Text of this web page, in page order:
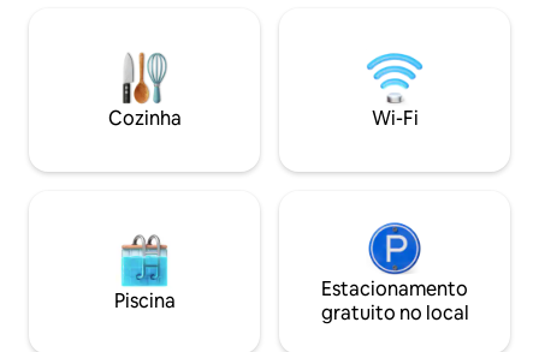
está localizado nas proximidades, onde
você pode nos encontrar pessoalmente
para qualquer assistência pessoal e
desfrutar de cafés especiais e saladas
privilegiada –
turísticos e cafés
condicionado ✔
guloseimas de boas-
agora!
Cozinha Wi-Fi
Piscina
Estacionamento
gratuito no local